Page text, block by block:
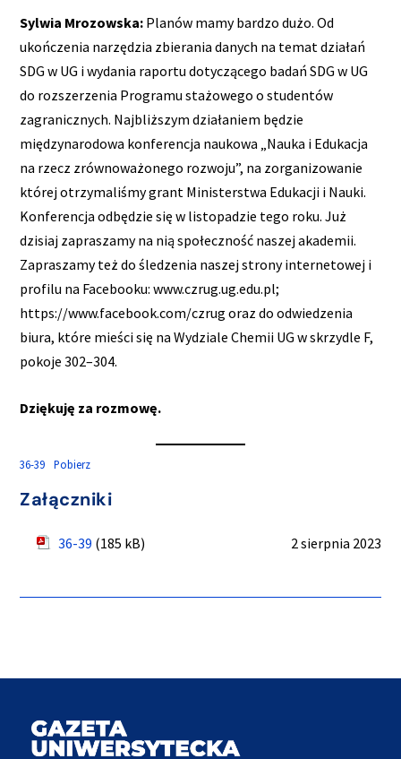
Sylwia Mrozowska: Planów mamy bardzo dużo. Od
ukończenia narzędzia zbierania danych na temat działań
SDG w UG i wydania raportu dotyczącego badań SDG w UG
do rozszerzenia Programu stażowego o studentów
zagranicznych. Najbliższym działaniem będzie
międzynarodowa konferencja naukowa „Nauka i Edukacja
na rzecz zrównoważonego rozwoju”, na zorganizowanie
której otrzymaliśmy grant Ministerstwa Edukacji i Nauki.
Konferencja odbędzie się w listopadzie tego roku. Już
dzisiaj zapraszamy na nią społeczność naszej akademii.
Zapraszamy też do śledzenia naszej strony internetowej i
profilu na Facebooku: www.czrug.ug.edu.pl;
https://www.facebook.com/czrug oraz do odwiedzenia
biura, które mieści się na Wydziale Chemii UG w skrzydle F,
pokoje 302–304.
Dziękuję za rozmowę.
36-39 Pobierz
Załączniki
36-39 (185 kB) 2 sierpnia 2023